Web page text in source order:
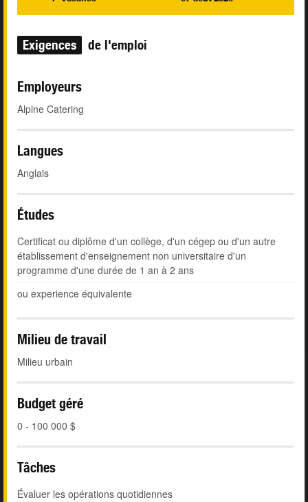
Exigences de l'emploi
Employeurs
Alpine Catering
Langues
Anglais
Études
Certificat ou diplôme d'un collège, d'un cégep ou d'un autre
établissement d'enseignement non universitaire d'un
programme d'une durée de 1 an à 2 ans
ou experience équivalente
Milieu de travail
Milieu urbain
Budget géré
0 - 100 000 $
Tâches
Évaluer les opérations quotidiennes